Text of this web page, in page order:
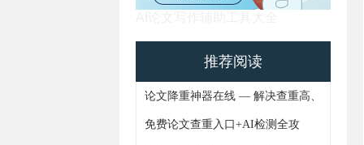
推荐阅读
论文降重神器在线 — 解决查重高、
AIGC痕迹难题，4步搞定论文重复
免费论文查重入口+AI检测全攻